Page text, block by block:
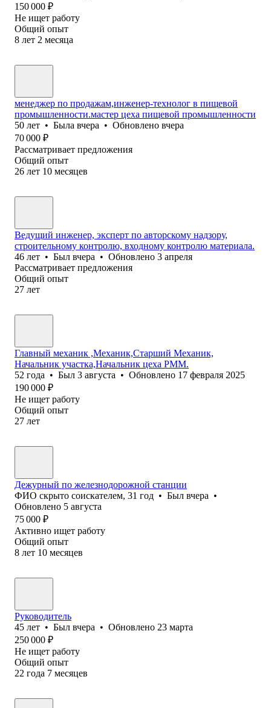
150 000 ₽
Не ищет работу
Общий опыт
8 лет 2 месяца
менеджер по продажам,инженер-технолог в пищевой
промышленности.мастер цеха пищевой промышленности
50 лет • Была вчера • Обновлено вчера
70 000 ₽
Рассматривает предложения
Общий опыт
26 лет 10 месяцев
Ведущий инженер, эксперт по авторскому надзору,
строительному контролю, входному контролю материала.
46 лет • Был вчера • Обновлено 3 апреля
Рассматривает предложения
Общий опыт
27 лет
Главный механик ,Механик,Старший Механик,
Начальник участка,Начальник цеха РММ.
52 года • Был 3 августа • Обновлено 17 февраля 2025
190 000 ₽
Не ищет работу
Общий опыт
27 лет
Дежурный по железнодорожной станции
ФИО скрыто соискателем, 31 год • Был вчера •
Обновлено 5 августа
75 000 ₽
Активно ищет работу
Общий опыт
8 лет 10 месяцев
Руководитель
45 лет • Был вчера • Обновлено 23 марта
250 000 ₽
Не ищет работу
Общий опыт
22 года 7 месяцев